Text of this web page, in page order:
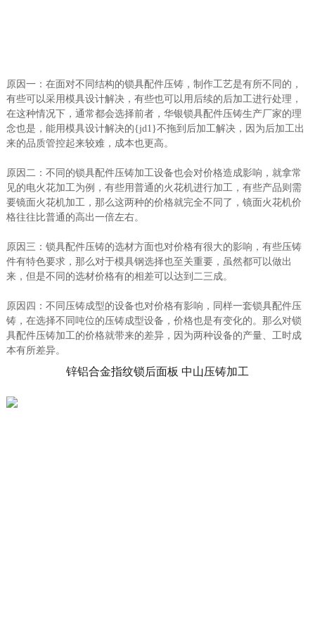
原因一：在面对不同结构的锁具配件压铸，制作工艺是有所不同的，
有些可以采用模具设计解决，有些也可以用后续的后加工进行处理，
在这种情况下，通常都会选择前者，华银锁具配件压铸生产厂家的理
念也是，能用模具设计解决的{jd1}不拖到后加工解决，因为后加工出
来的品质管控起来较难，成本也更高。
原因二：不同的锁具配件压铸加工设备也会对价格造成影响，就拿常
见的电火花加工为例，有些用普通的火花机进行加工，有些产品则需
要镜面火花机加工，那么这两种的价格就完全不同了，镜面火花机价
格往往比普通的高出一倍左右。
原因三：锁具配件压铸的选材方面也对价格有很大的影响，有些压铸
件有特色要求，那么对于模具钢选择也至关重要，虽然都可以做出
来，但是不同的选材价格有的相差可以达到二三成。
原因四：不同压铸成型的设备也对价格有影响，同样一套锁具配件压
铸，在选择不同吨位的压铸成型设备，价格也是有变化的。那么对锁
具配件压铸加工的价格就带来的差异，因为两种设备的产量、工时成
本有所差异。
锌铝合金指纹锁后面板 中山压铸加工